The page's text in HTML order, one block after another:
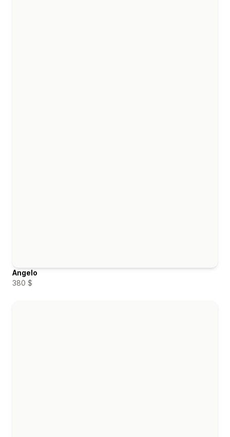
Angelo
380 $